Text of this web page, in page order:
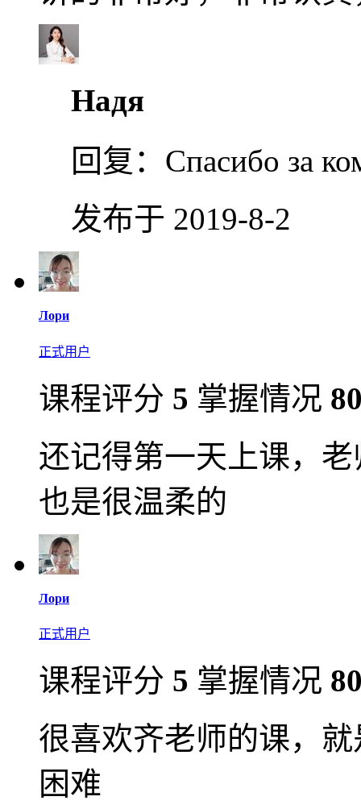
Надя
回复： Спасибо за
发布于 2019-8-2
Лори
正式用户
课程评分 5 掌握情况
还记得第一天上课，
也是很温柔的
Лори
正式用户
课程评分 5 掌握情况
很喜欢齐老师的课，
困难